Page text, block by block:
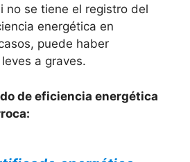
no se tiene el registro del
energética en
puede haber
a graves.
de eficiencia energética